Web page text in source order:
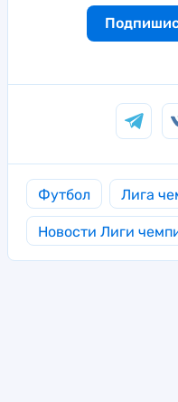
Футбол Лига
Новости Лиги